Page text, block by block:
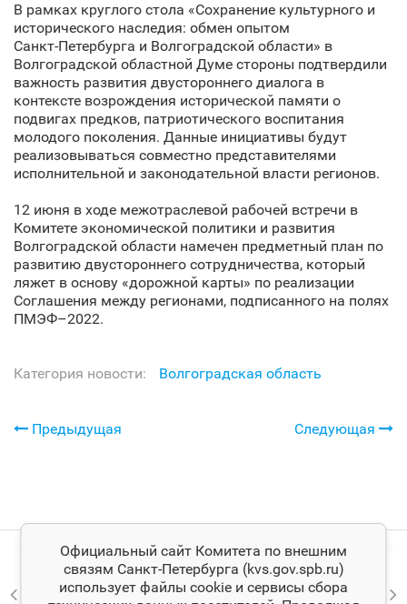
В рамках круглого стола «Сохранение культурного и
исторического наследия: обмен опытом
Санкт‑Петербурга и Волгоградской области» в
Волгоградской областной Думе стороны подтвердили
важность развития двустороннего диалога в
контексте возрождения исторической памяти о
подвигах предков, патриотического воспитания
молодого поколения. Данные инициативы будут
реализовываться совместно представителями
исполнительной и законодательной власти регионов.
12 июня в ходе межотраслевой рабочей встречи в
Комитете экономической политики и развития
Волгоградской области намечен предметный план по
развитию двустороннего сотрудничества, который
ляжет в основу «дорожной карты» по реализации
Соглашения между регионами, подписанного на полях
ПМЭФ–2022.
Категория новости: Волгоградская область
Предыдущая Следующая
Официальный сайт Комитета по внешним
связям Санкт‑Петербурга (kvs.gov.spb.ru)
использует файлы cookie и сервисы сбора